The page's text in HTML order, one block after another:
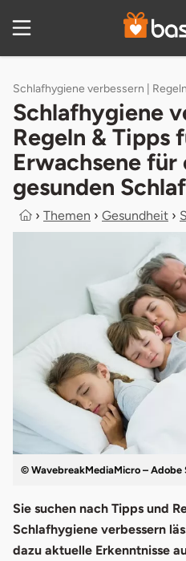
Schlafhygiene verbessern |
Schlafhygiene
Regeln & Tipps
Erwachsene für
gesunden Schlaf
› Themen › Gesundheit ›
© WavebreakMediaMicro – Adobe
Sie suchen nach Tipps und
Schlafhygiene verbessern
dazu aktuelle Erkenntnisse